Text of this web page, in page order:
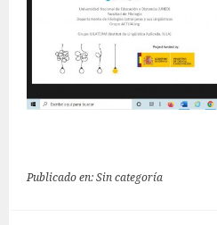
Publicado en: Sin categoría